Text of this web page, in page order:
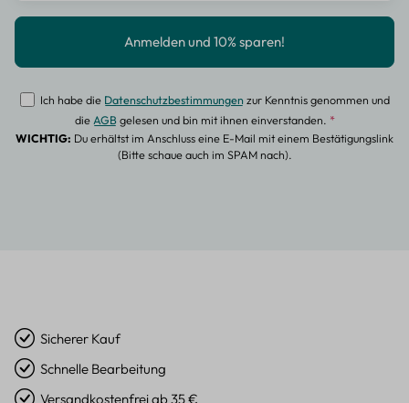
Ich habe die Datenschutzbestimmungenzur Kenntnis genommen und
dieAGBgelesen und bin mit ihnen einverstanden. *
WICHTIG: Du erhältst im Anschluss eine E-Mail mit einem Bestätigungslink
(Bitte schaue auch im SPAM nach).
Sicherer Kauf
Schnelle Bearbeitung
Versandkostenfrei ab 35 €